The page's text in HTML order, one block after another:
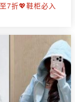
7折💖鞋柜必入